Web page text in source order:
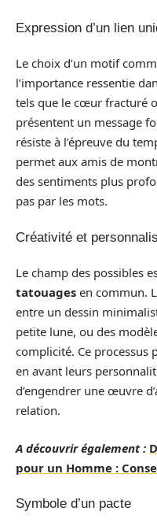
Expression d’un lien
Le choix d’un motif
l’importance ressentie
tels que le cœur fracturé
présentent un message
résiste à l’épreuve du
permet aux amis de
des sentiments plus
pas par les mots.
Créativité et
Le champ des possibles
tatouages en commun.
entre un dessin
petite lune, ou des
complicité. Ce processus
en avant leurs
d’engendrer une œuvre
relation.
A découvrir également :
pour un Homme :
Symbole d’un pacte